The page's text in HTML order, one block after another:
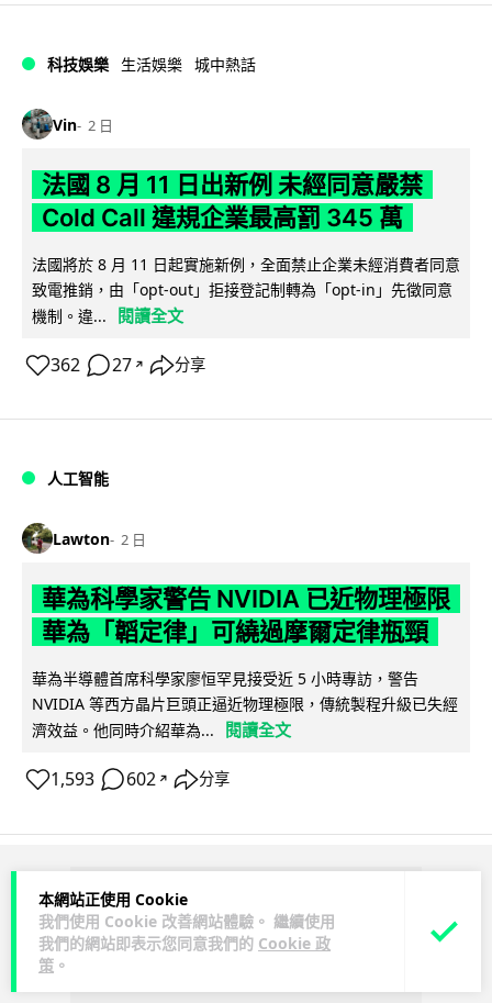
本網站正使用 Cookie
我們使用 Cookie 改善網站體驗。 繼續使用
我們的網站即表示您同意我們的 Cookie 政
策 。
科技娛樂 生活娛樂 城中熱話
Vin 2 日
法國 8 月 11 日出新例 未經同意嚴禁
Cold Call 違規企業最高罰 345 萬
法國將於 8 月 11 日起實施新例，全面禁止企業未經消費者同意
致電推銷，由「opt-out」拒接登記制轉為「opt-in」先徵同意
機制。違...
閱讀全文
362 27 ↗ 分享
人工智能
Lawton 2 日
華為科學家警告 NVIDIA 已近物理極限
華為「韜定律」可繞過摩爾定律瓶頸
華為半導體首席科學家廖恒罕見接受近 5 小時專訪，警告
NVIDIA 等西方晶片巨頭正逼近物理極限，傳統製程升級已失經
濟效益。他同時介紹華為...
閱讀全文
1,593 602 ↗ 分享